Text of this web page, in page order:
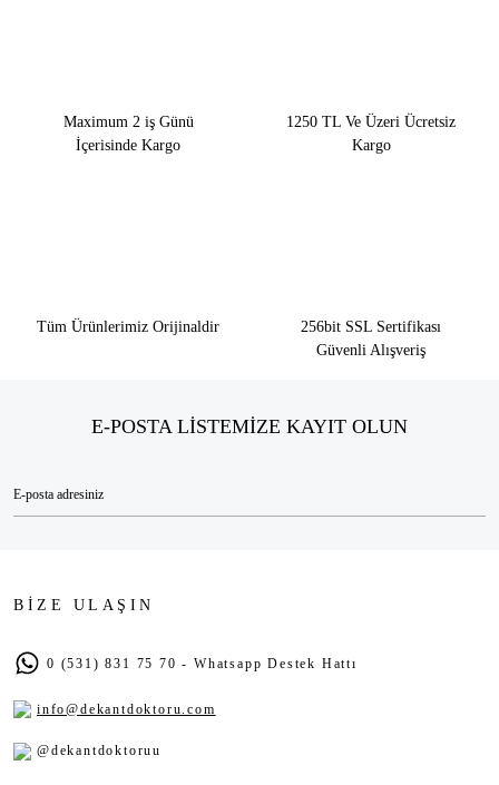
Maximum 2 iş Günü
İçerisinde Kargo
1250 TL Ve Üzeri Ücretsiz
Kargo
Tüm Ürünlerimiz Orijinaldir
256bit SSL Sertifikası
Güvenli Alışveriş
E-POSTA LİSTEMİZE KAYIT OLUN
BİZE ULAŞIN
0 (531) 831 75 70 - Whatsapp Destek Hattı
info@dekantdoktoru.com
@dekantdoktoruu